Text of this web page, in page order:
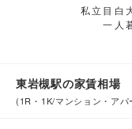
私立目白
一人
東岩槻駅の家賃相場
(1R・1K/マンション・アパ